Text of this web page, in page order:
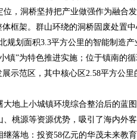
洞桥坚持把产业做强作为融合
框架。群山环绕的洞桥固废处置
规划面积3.3平方公里的智能制造
镇”为特色推进实施；位于镇南的
展示范区，其中核心区2.58平方公
上小城镇环境综合整治后的蓝
桃源等资源优势，吸引了海内外
继落地：投资58亿元的华茂未来教